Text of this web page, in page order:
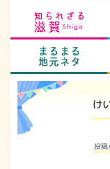
け
投稿